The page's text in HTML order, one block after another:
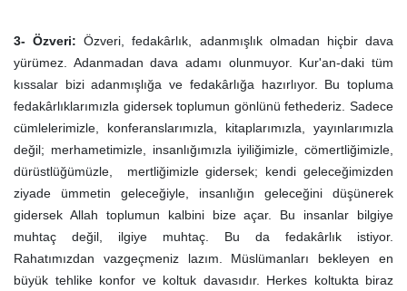
3- Özveri: Özveri, fedakârlık, adanmışlık olmadan hiçbir dava
yürümez. Adanmadan dava adamı olunmuyor. Kur'an-daki tüm
kıssalar bizi adanmışlığa ve fedakârlığa hazırlıyor. Bu topluma
fedakârlıklarımızla gidersek toplumun gönlünü fethederiz. Sadece
cümlelerimizle, konferanslarımızla, kitaplarımızla, yayınlarımızla
değil; merhametimizle, insanlığımızla iyiliğimizle, cömertliğimizle,
dürüstlüğümüzle, mertliğimizle gidersek; kendi geleceğimizden
ziyade ümmetin geleceğiyle, insanlığın geleceğini düşünerek
gidersek Allah toplumun kalbini bize açar. Bu insanlar bilgiye
muhtaç değil, ilgiye muhtaç. Bu da fedakârlık istiyor.
Rahatımızdan vazgeçmeniz lazım. Müslümanları bekleyen en
büyük tehlike konfor ve koltuk davasıdır. Herkes koltukta biraz